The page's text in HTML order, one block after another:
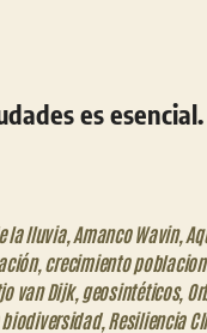
es
la lluvia, Amanco Wavin,
, crecimiento
van Dijk, geosintéticos,
, Resiliencia